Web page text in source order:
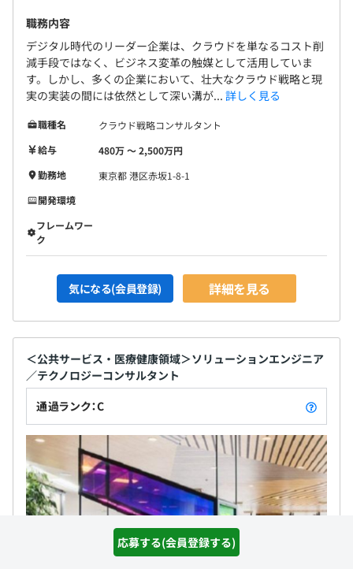
応募する(会員登録する)
職務内容
デジタル時代のリーダー企業は、クラウドを単なるコスト削
減手段ではなく、ビジネス変革の触媒として活用していま
す。しかし、多くの企業において、壮大なクラウド戦略と現
実の実装の間には依然として深い溝が... 詳しく見る
職種名
クラウド戦略コンサルタント
給与
480万 〜 2,500万円
勤務地
東京都 港区赤坂1-8-1
開発環境
フレームワー
ク
気になる(会員登録) 詳細を見る
＜公共サービス・医療健康領域＞ソリューションエンジニア
／テクノロジーコンサルタント
通過ランク：C